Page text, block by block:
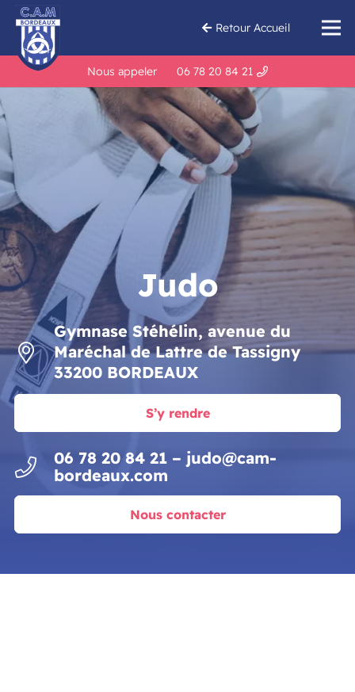
Retour Accueil
Nous appeler 06 78 20 84 21
Judo
Gymnase Stéhélin, avenue du
Maréchal de Lattre de Tassigny
33200 BORDEAUX
S’y rendre
06 78 20 84 21 – judo@cam-
bordeaux.com
Nous contacter